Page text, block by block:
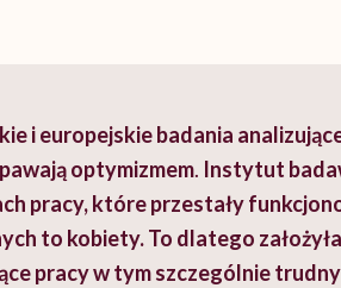
i europejskie badania
optymizmem. Instytut
pracy, które przestały
to kobiety.To dlatego
pracy w tym szczególnie